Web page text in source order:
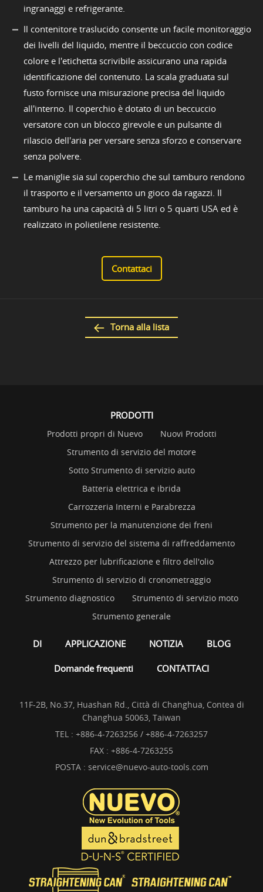
ingranaggi e refrigerante.
Il contenitore traslucido consente un facile monitoraggio
dei livelli del liquido, mentre il beccuccio con codice
colore e l'etichetta scrivibile assicurano una rapida
identificazione del contenuto. La scala graduata sul
fusto fornisce una misurazione precisa del liquido
all'interno. Il coperchio è dotato di un beccuccio
versatore con un blocco girevole e un pulsante di
rilascio dell'aria per versare senza sforzo e conservare
senza polvere.
Le maniglie sia sul coperchio che sul tamburo rendono
il trasporto e il versamento un gioco da ragazzi. Il
tamburo ha una capacità di 5 litri o 5 quarti USA ed è
realizzato in polietilene resistente.
Contattaci
Torna alla lista
PRODOTTI
Prodotti propri di Nuevo
Nuovi Prodotti
Strumento di servizio del motore
Sotto Strumento di servizio auto
Batteria elettrica e ibrida
Carrozzeria Interni e Parabrezza
Strumento per la manutenzione dei freni
Strumento di servizio del sistema di raffreddamento
Attrezzo per lubrificazione e filtro dell'olio
Strumento di servizio di cronometraggio
Strumento diagnostico
Strumento di servizio moto
Strumento generale
DI APPLICAZIONE NOTIZIA BLOG
Domande frequenti CONTATTACI
11F-2B, No.37, Huashan Rd., Città di Changhua, Contea di
Changhua 50063, Taiwan
TEL : +886-4-7263256 / +886-4-7263257
FAX : +886-4-7263255
POSTA : service@nuevo-auto-tools.com